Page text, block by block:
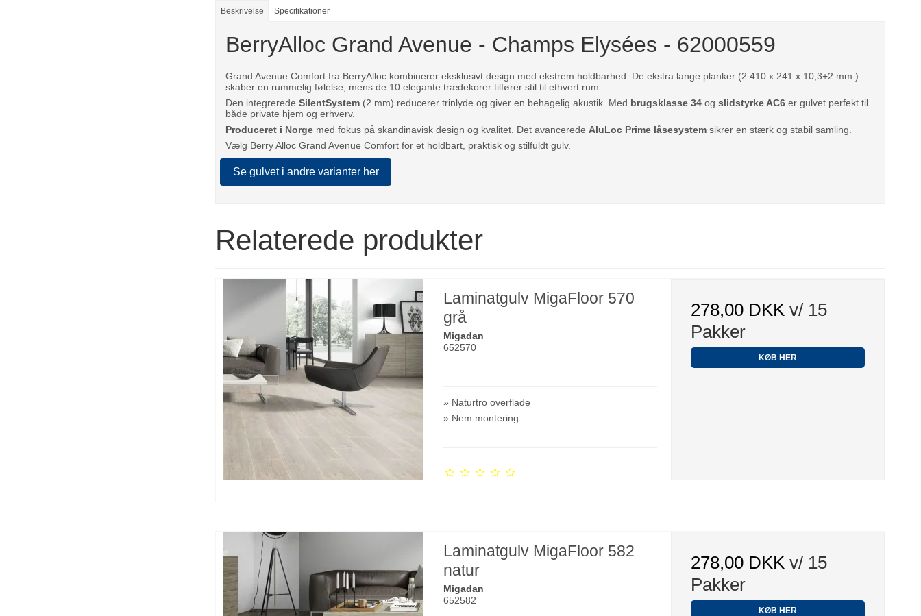
Beskrivelse Specifikationer
BerryAlloc Grand Avenue - Champs Elysées - 62000559
Grand Avenue Comfort fra BerryAlloc kombinerer eksklusivt design med ekstrem holdbarhed. De ekstra lange planker (2.410 x 241 x 10,3+2 mm.)
skaber en rummelig følelse, mens de 10 elegante trædekorer tilfører stil til ethvert rum.
Den integreredeSilentSystem (2 mm) reducerer trinlyde og giver en behagelig akustik. Med brugsklasse 34 ogslidstyrke AC6 er gulvet perfekt til
både private hjem og erhverv.
Produceret i Norge med fokus på skandinavisk design og kvalitet. Det avanceredeAluLoc Prime låsesystem sikrer en stærk og stabil samling.
Vælg Berry Alloc Grand Avenue Comfort for et holdbart, praktisk og stilfuldt gulv.
Se gulvet i andre varianter her
Relaterede produkter
Laminatgulv MigaFloor 570
grå
Migadan
652570
» Naturtro overflade
» Nem montering
278,00 DKK v/ 15
Pakker
KØB HER
Laminatgulv MigaFloor 582
natur
Migadan
652582
278,00 DKK v/ 15
Pakker
KØB HER